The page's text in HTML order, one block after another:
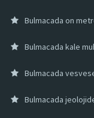
Bulmacada on
Bulmacada kale
Bulmacada
Bulmacada